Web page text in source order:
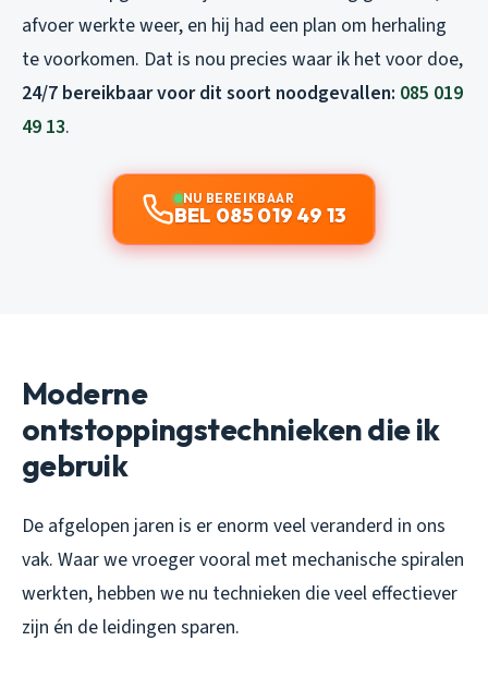
afvoer werkte weer, en hij had een plan om herhaling
te voorkomen. Dat is nou precies waar ik het voor doe,
24/7 bereikbaar voor dit soort noodgevallen: 085 019
49 13.
NU BEREIKBAAR
BEL 085 019 49 13
Moderne
ontstoppingstechnieken die ik
gebruik
De afgelopen jaren is er enorm veel veranderd in ons
vak. Waar we vroeger vooral met mechanische spiralen
werkten, hebben we nu technieken die veel effectiever
zijn én de leidingen sparen.